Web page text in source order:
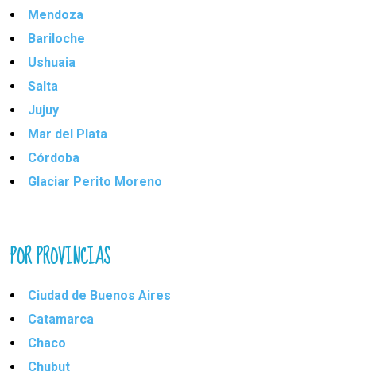
Mendoza
Bariloche
Ushuaia
Salta
Jujuy
Mar del Plata
Córdoba
Glaciar Perito Moreno
POR PROVINCIAS
Ciudad de Buenos Aires
Catamarca
Chaco
Chubut